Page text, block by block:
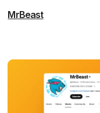
MrBeast